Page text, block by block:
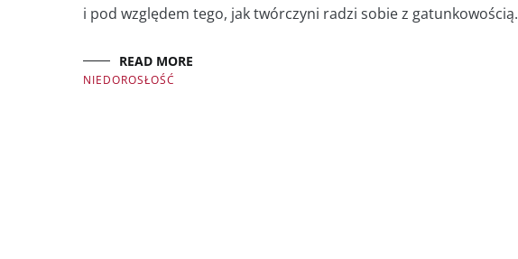
i pod względem tego, jak twórczyni radzi sobie z gatunkowością.
READ MORE
NIEDOROSŁOŚĆ